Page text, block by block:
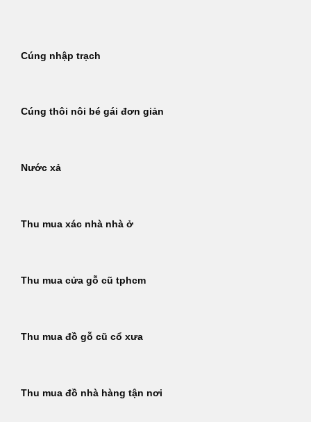
dungCúng nhập trạch
Cúng thôi nôi bé gái đơn giản
Nước xả
Thu mua xác nhà nhà ở
Thu mua cửa gỗ cũ tphcm
Thu mua đồ gỗ cũ cổ xưa
Thu mua đồ nhà hàng tận nơi